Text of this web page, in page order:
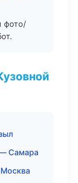
фото/
Самара